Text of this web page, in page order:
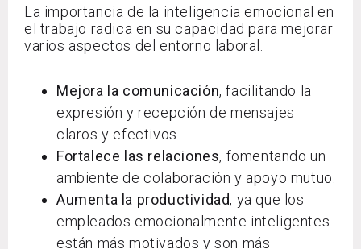
La importancia de la inteligencia emocional en
el trabajo radica en su capacidad para mejorar
varios aspectos del entorno laboral.
Mejora la comunicación, facilitando la
expresión y recepción de mensajes
claros y efectivos.
Fortalece las relaciones, fomentando un
ambiente de colaboración y apoyo mutuo.
Aumenta la productividad, ya que los
empleados emocionalmente inteligentes
están más motivados y son más